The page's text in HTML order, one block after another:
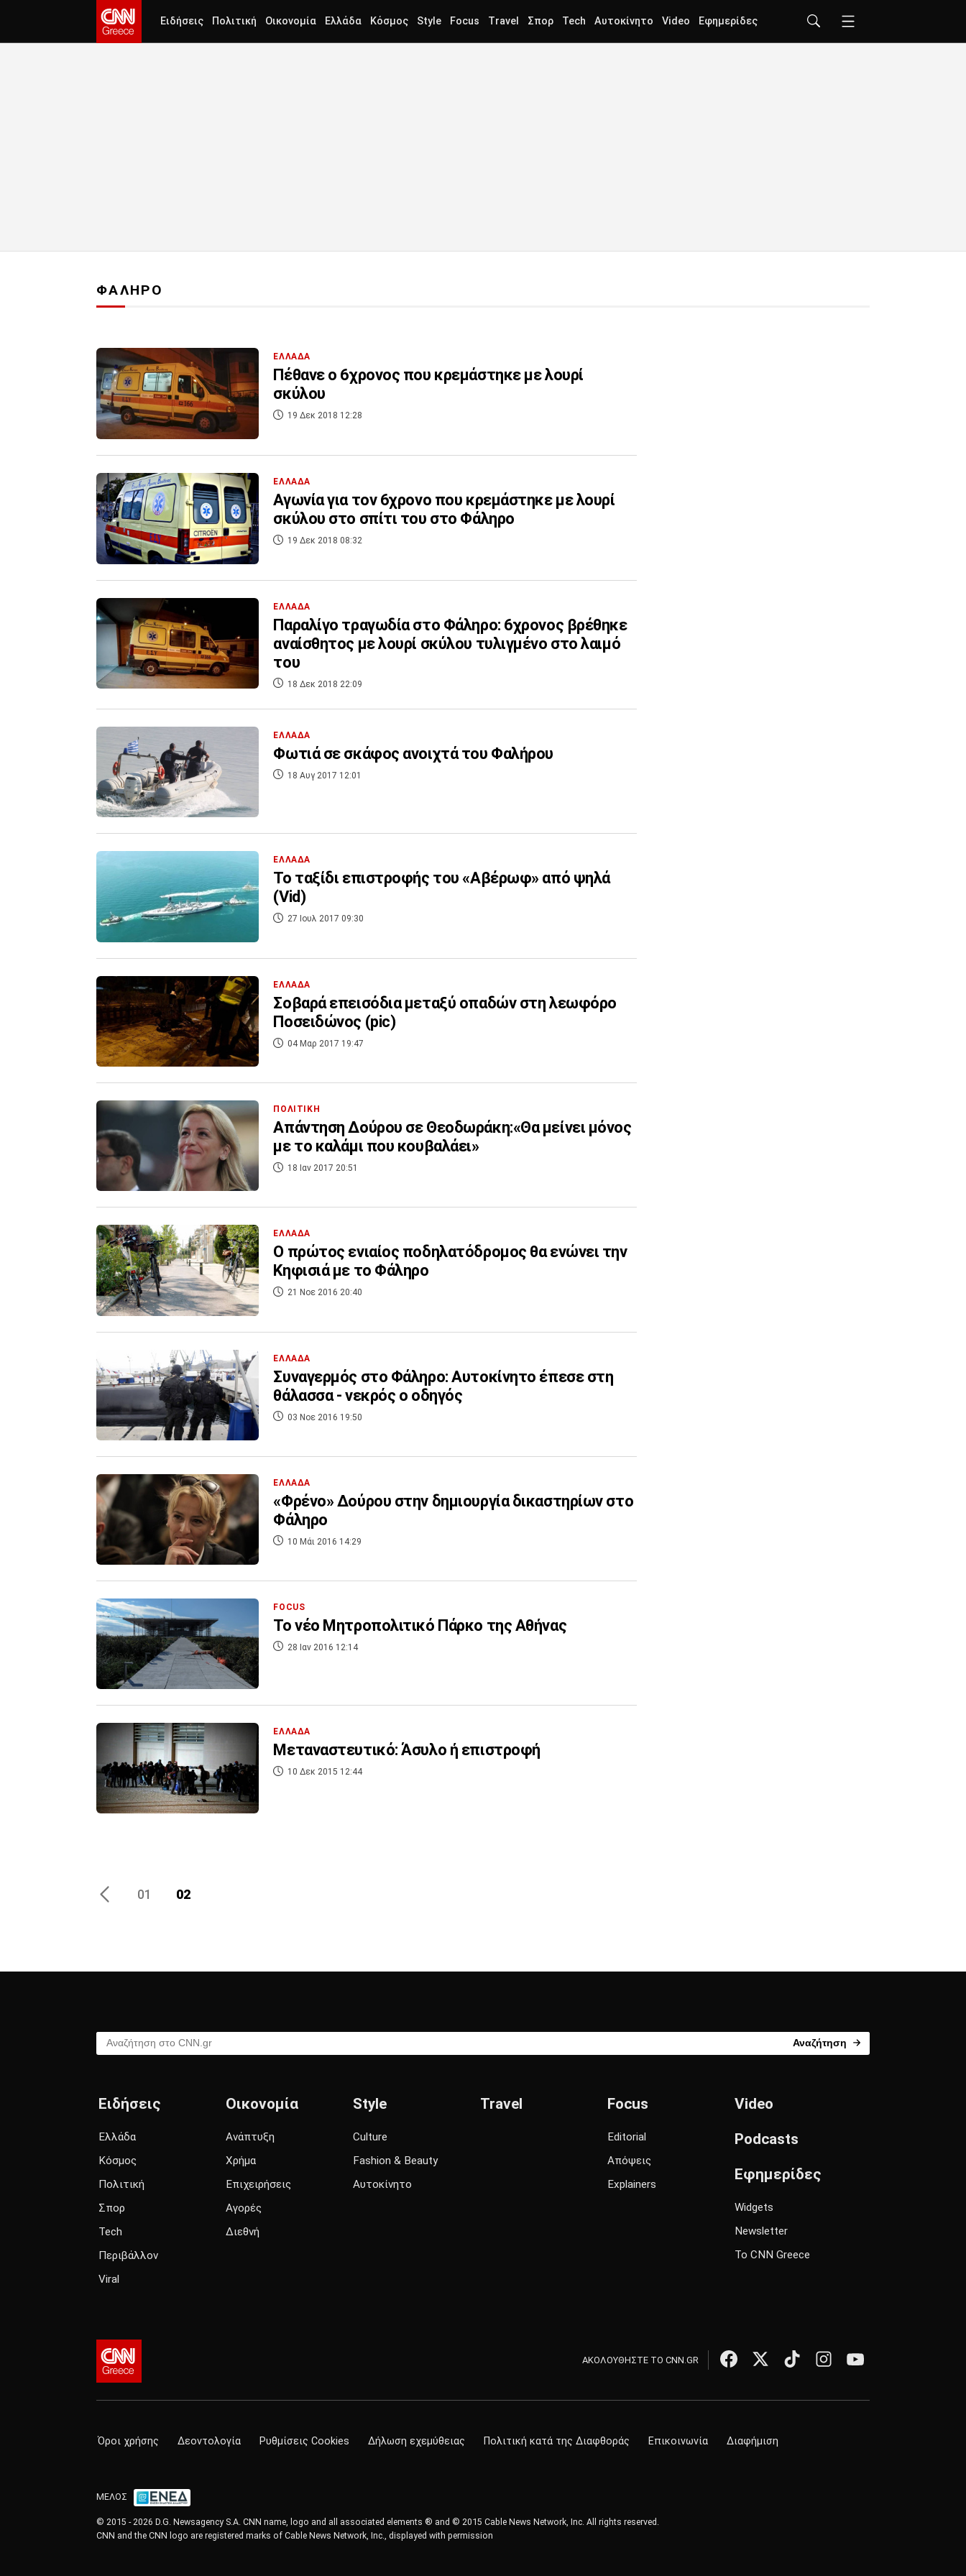
Ειδήσεις Πολιτική Οικονομία Ελλάδα Κόσμος Style Focus Travel Σπορ Tech Αυτοκίνητο Video Εφημερίδες
ΦΑΛΗΡΟ
ΕΛΛΑΔΑ
Πέθανε ο 6χρονος που κρεμάστηκε με λουρί
σκύλου
19 Δεκ 2018 12:28
ΕΛΛΑΔΑ
Αγωνία για τον 6χρονο που κρεμάστηκε με λουρί
σκύλου στο σπίτι του στο Φάληρο
19 Δεκ 2018 08:32
ΕΛΛΑΔΑ
Παραλίγο τραγωδία στο Φάληρο: 6χρονος βρέθηκε
αναίσθητος με λουρί σκύλου τυλιγμένο στο λαιμό
του
18 Δεκ 2018 22:09
ΕΛΛΑΔΑ
Φωτιά σε σκάφος ανοιχτά του Φαλήρου
18 Αυγ 2017 12:01
ΕΛΛΑΔΑ
Το ταξίδι επιστροφής του «Αβέρωφ» από ψηλά
(Vid)
27 Ιουλ 2017 09:30
ΕΛΛΑΔΑ
Σοβαρά επεισόδια μεταξύ οπαδών στη λεωφόρο
Ποσειδώνος (pic)
04 Μαρ 2017 19:47
ΠΟΛΙΤΙΚΗ
Απάντηση Δούρου σε Θεοδωράκη:«Θα μείνει μόνος
με το καλάμι που κουβαλάει»
18 Ιαν 2017 20:51
ΕΛΛΑΔΑ
Ο πρώτος ενιαίος ποδηλατόδρομος θα ενώνει την
Κηφισιά με το Φάληρο
21 Νοε 2016 20:40
ΕΛΛΑΔΑ
Συναγερμός στο Φάληρο: Αυτοκίνητο έπεσε στη
θάλασσα - νεκρός ο οδηγός
03 Νοε 2016 19:50
ΕΛΛΑΔΑ
«Φρένο» Δούρου στην δημιουργία δικαστηρίων στο
Φάληρο
10 Μάι 2016 14:29
FOCUS
Το νέο Μητροπολιτικό Πάρκο της Αθήνας
28 Ιαν 2016 12:14
ΕΛΛΑΔΑ
Μεταναστευτικό: Άσυλο ή επιστροφή
10 Δεκ 2015 12:44
02
Αναζήτηση στο CNN.gr Αναζήτηση
Ειδήσεις
Ελλάδα
Κόσμος
Πολιτική
Σπορ
Tech
Περιβάλλον
Viral
Οικονομία
Ανάπτυξη
Χρήμα
Επιχειρήσεις
Αγορές
Διεθνή
Style
Culture
Fashion & Beauty
Αυτοκίνητο
Travel Focus
Editorial
Απόψεις
Explainers
Video
Podcasts
Εφημερίδες
Widgets
Newsletter
Το CNN Greece
ΑΚΟΛΟΥΘΗΣΤΕ ΤΟ CNN.GR
Όροι χρήσης Δεοντολογία Ρυθμίσεις Cookies Δήλωση εχεμύθειας Πολιτική κατά της Διαφθοράς Επικοινωνία Διαφήμιση
ΜΕΛΟΣ
© 2015 - 2026 D.G. Newsagency S.A. CNN name, logo and all associated elements ® and © 2015 Cable News Network, Inc. All rights reserved.
CNN and the CNN logo are registered marks of Cable News Network, Inc., displayed with permission